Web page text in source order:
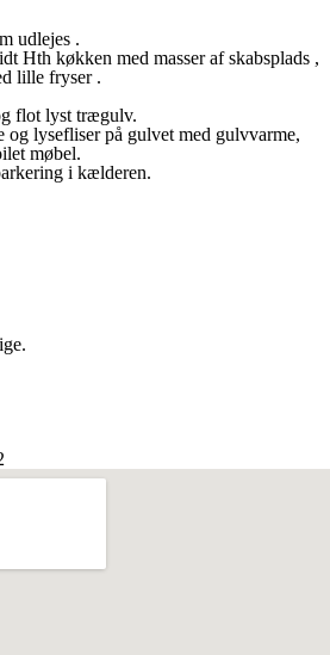
udlejes .
Hth køkken med masser af skabsplads ,
lille fryser .
flot lyst trægulv.
og lysefliser på gulvet med gulvvarme,
møbel.
i kælderen.